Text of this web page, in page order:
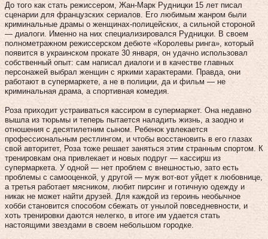
До того как стать режиссером, Жан-Марк Рудницки 15 лет писал
сценарии для французских сериалов. Его любимым жанром были
криминальные драмы о женщинах-полицейских, а сильной стороной
— диалоги. Именно на них специализировался Рудницки. В своем
полнометражном режиссерском дебюте «Королевы ринга», который
появится в украинском прокате 30 января, он удачно использовал
собственный опыт: сам написал диалоги и в качестве главных
персонажей выбрал женщин с яркими характерами. Правда, они
работают в супермаркете, а не в полиции, да и фильм — не
криминальная драма, а спортивная комедия.
Роза приходит устраиваться кассиром в супермаркет. Она недавно
вышла из тюрьмы и теперь пытается наладить жизнь, а заодно и
отношения с десятилетним сыном. Ребенок увлекается
профессиональным рестлингом, и чтобы восстановить в его глазах
свой авторитет, Роза тоже решает заняться этим странным спортом. К
тренировкам она привлекает и новых подруг — кассирш из
супермаркета. У одной — нет проблем с внешностью, зато есть
проблемы с самооценкой, у другой — муж вот-вот уйдет к любовнице,
а третья работает мясником, любит пирсинг и готичную одежду и
никак не может найти друзей. Для каждой из героинь необычное
хобби становится способом сбежать от унылой повседневности, и
хоть тренировки даются нелегко, в итоге им удается стать
настоящими звездами в своем небольшом городке.